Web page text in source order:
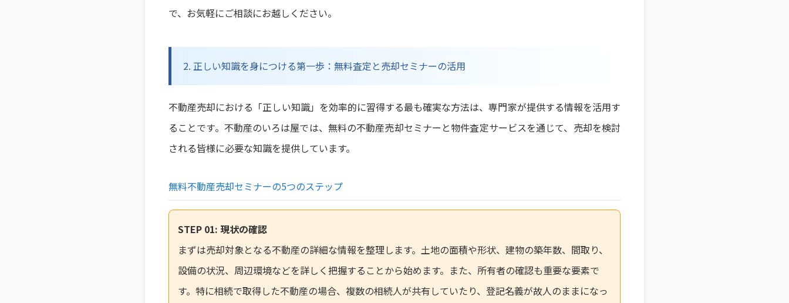
で、お気軽にご相談にお越しください。
2. 正しい知識を身につける第一歩：無料査定と売却セミナーの活用
不動産売却における「正しい知識」を効率的に習得する最も確実な方法は、専門家が提供する情報を活用す
ることです。不動産のいろは屋では、無料の不動産売却セミナーと物件査定サービスを通じて、売却を検討
される皆様に必要な知識を提供しています。
無料不動産売却セミナーの5つのステップ
STEP 01: 現状の確認
まずは売却対象となる不動産の詳細な情報を整理します。土地の面積や形状、建物の築年数、間取り、
設備の状況、周辺環境などを詳しく把握することから始めます。また、所有者の確認も重要な要素で
す。特に相続で取得した不動産の場合、複数の相続人が共有していたり、登記名義が故人のままになっ